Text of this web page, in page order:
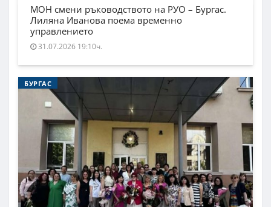
МОН смени ръководството на РУО – Бургас.
Лиляна Иванова поема временно
управлението
31.07.2026 19:10ч.
БУРГАС